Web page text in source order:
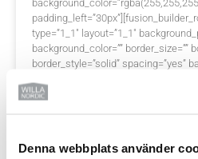
Denna webbplats använder
type=”1_1″ layout=”1_1″
background_color=”” border_size=””
border_style=”solid” spacing=”yes”
background_repeat=”no-repeat”
padding_bottom=”” padding_left=””